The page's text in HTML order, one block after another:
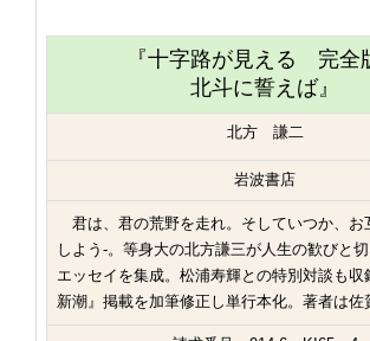
『十字路が見える 完全
北斗に誓えば』
北方 謙二
岩波書店
君は、君の荒野を走れ。そしていつか、お
しよう-。等身大の北方謙三が人生の歓びと
エッセイを集成。松浦寿輝との特別対談も収
新潮』掲載を加筆修正し単行本化。著者